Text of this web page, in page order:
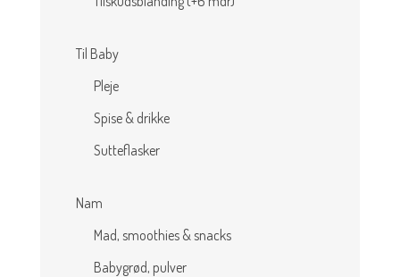
Til Baby
Pleje
Spise & drikke
Sutteflasker
Nam
Mad, smoothies & snacks
Babygrød, pulver